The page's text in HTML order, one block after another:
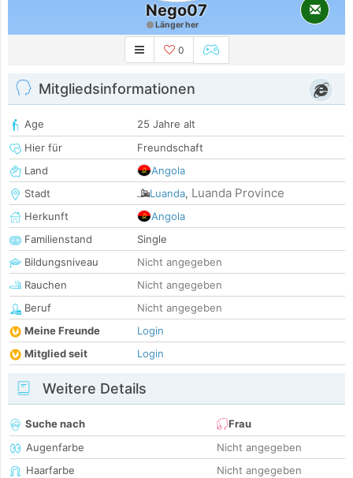
Nego07
Länger her
0
Mitgliedsinformationen
Age
25 Jahre alt
Hier für
Freundschaft
Land
Angola
Stadt
Luanda, Luanda Province
Herkunft
Angola
Familienstand
Single
Bildungsniveau
Nicht angegeben
Rauchen
Nicht angegeben
Beruf
Nicht angegeben
Meine Freunde
Login
Mitglied seit
Login
Weitere Details
Suche nach
Frau
Augenfarbe
Nicht angegeben
Haarfarbe
Nicht angegeben